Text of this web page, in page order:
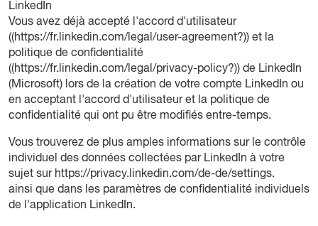
LinkedIn
Vous avez déjà accepté l'accord d'utilisateur
((https://fr.linkedin.com/legal/user-agreement?)) et la
politique de confidentialité
((https://fr.linkedin.com/legal/privacy-policy?)) de LinkedIn
(Microsoft) lors de la création de votre compte LinkedIn ou
en acceptant l'accord d'utilisateur et la politique de
confidentialité qui ont pu être modifiés entre-temps.
Vous trouverez de plus amples informations sur le contrôle
individuel des données collectées par LinkedIn à votre
sujet sur https://privacy.linkedin.com/de-de/settings.
ainsi que dans les paramètres de confidentialité individuels
de l'application LinkedIn.